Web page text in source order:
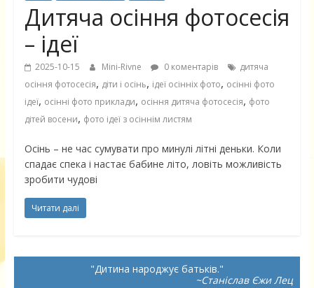
Дитяча осіння фотосесія
– ідеї
2025-10-15 Mini-Rivne 0 коментарів
дитяча
осіння фотосесія, діти і осінь, ідеї осінніх фото, осінні фото
ідеї, осінні фото приклади, осіння дитяча фотосесія, фото
дітей восени, фото ідеї з осіннім листям
Осінь – не час сумувати про минулі літні деньки. Коли
спадає спека і настає бабине літо, ловіть можливість
зробити чудові
Читати далі
Дитина народжує батьків.
~Станіслав Єжи Лец